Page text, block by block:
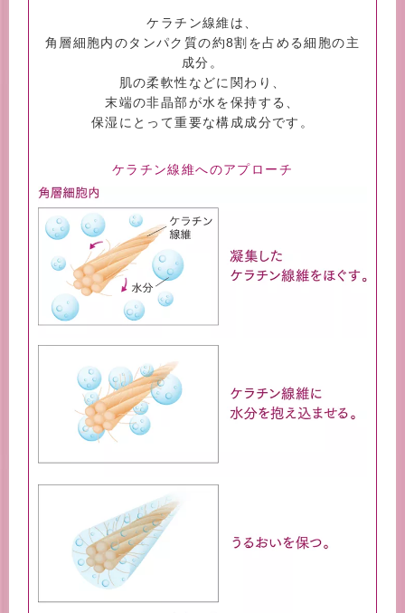
ケラチン線維は、
角層細胞内のタンパク質の約8割を占める細胞の主
成分。
肌の柔軟性などに関わり、
末端の非晶部が水を保持する、
保湿にとって重要な構成成分です。
ケラチン線維へのアプローチ